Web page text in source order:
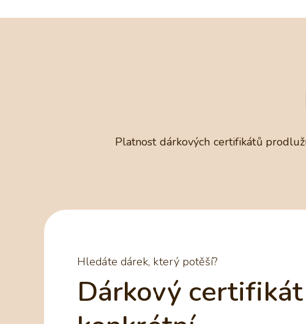
Platnost dárkových certifikátů
Hledáte dárek, který potěší?
Dárkový certifikát